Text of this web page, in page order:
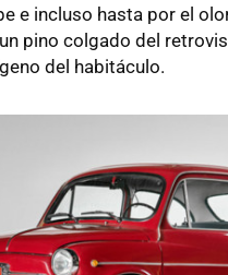
e incluso hasta por el
pino colgado del
del habitáculo.